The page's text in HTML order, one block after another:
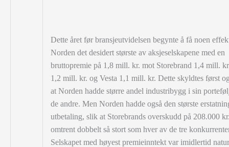
Dette året før bransjeutvidelsen begynte å få noen
Norden det desidert største av aksjeselskapene med en
bruttopremie på 1,8 mill. kr. mot Storebrand 1,4 mill.
1,2 mill. kr. og Vesta 1,1 mill. kr. Dette skyldtes først
at Norden hadde større andel industribygg i sin
de andre. Men Norden hadde også den største
utbetaling, slik at Storebrands overskudd på 208.000
omtrent dobbelt så stort som hver av de tre
Selskapet med høyest premieinntekt var imidlertid